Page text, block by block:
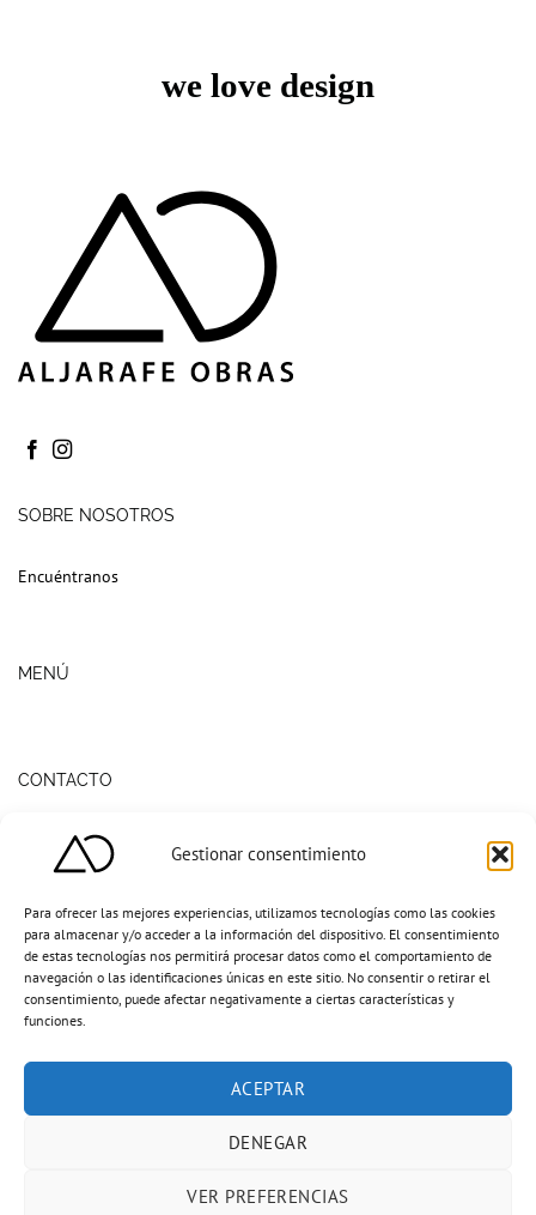
Gestionar consentimiento
Para ofrecer las mejores experiencias, utilizamos tecnologías como las cookies
para almacenar y/o acceder a la información del dispositivo. El consentimiento
de estas tecnologías nos permitirá procesar datos como el comportamiento de
navegación o las identificaciones únicas en este sitio. No consentir o retirar el
consentimiento, puede afectar negativamente a ciertas características y
funciones.
ACEPTAR
DENEGAR
VER PREFERENCIAS
we love design
SOBRE NOSOTROS
Encuéntranos
MENÚ
CONTACTO
Aljarafe Obras, Servicios y Decoración S.L.U.
C/ Congreso, 68 - P.I. PISA
954 963 413 - 619 930 196 - aljarafeobras@icloud.com
Aljarafe Obras Servicios y Decoración S.L